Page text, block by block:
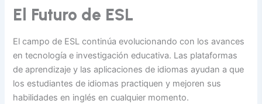
El Futuro de ESL
El campo de ESL continúa evolucionando con los avances
en tecnología e investigación educativa. Las plataformas
de aprendizaje y las aplicaciones de idiomas ayudan a que
los estudiantes de idiomas practiquen y mejoren sus
habilidades en inglés en cualquier momento.